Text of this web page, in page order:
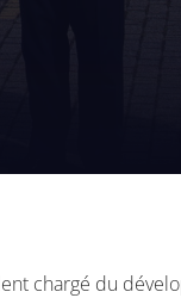
chargé du